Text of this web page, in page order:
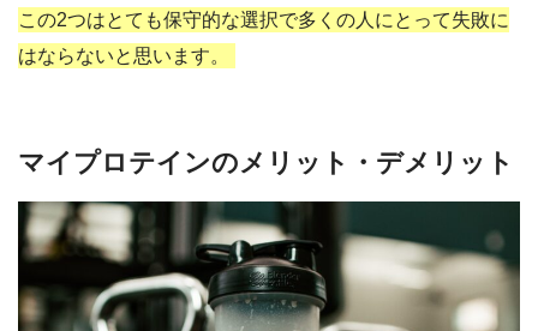
この2つはとても保守的な選択で多くの人にとって失敗に
はならないと思います。
マイプロテインのメリット・デメリット